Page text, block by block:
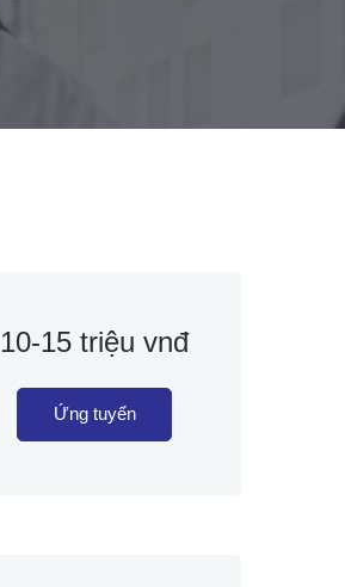
10-15 triệu vnđ
Ứng tuyển